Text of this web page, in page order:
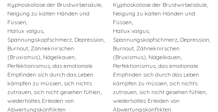
Kyphoskoliose der Brustwirbelsäule,
Neigung zu kalten Händen und
Füssen,
Hallux valgus,
Spannungskopfschmerz, Depression,
Burnout, Zähneknirschen
(Bruxismus), Nägelkauen,
Perfektionismus, das emotionale
Empfinden sich durch das Leben
kämpfen zu müssen, sich nichts
zutrauen, sich nicht gesehen fühlen,
wiederholtes Erleiden von
Abwertungskonflikten
Kyphoskoliose der Brustwirbelsäule,
Neigung zu kalten Händen und
Füssen,
Hallux valgus,
Spannungskopfschmerz, Depression,
Burnout, Zähneknirschen
(Bruxismus), Nägelkauen,
Perfektionismus, das emotionale
Empfinden sich durch das Leben
kämpfen zu müssen, sich nichts
zutrauen, sich nicht gesehen fühlen,
wiederholtes Erleiden von
Abwertungskonflikten